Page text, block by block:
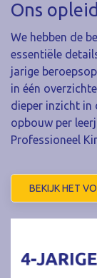
Ons
We hebben de
essentiële
jarige
in één
dieper inzicht in
opbouw per
Professioneel
BEKIJK HET